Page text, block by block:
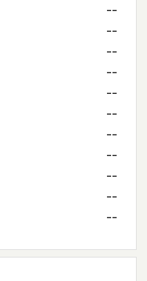
--
--
--
--
--
--
--
--
--
--
--